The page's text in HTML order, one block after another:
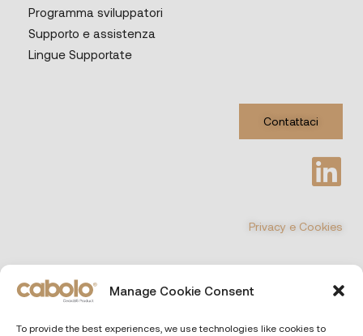
Manage Cookie Consent
To provide the best experiences, we use technologies like cookies to
Programma sviluppatori
Supporto e assistenza
Lingue Supportate
Contattaci
Privacy e Cookies
©COPYRIGHT 2026 All Rights Reserved
Capitale sociale € 10.000 i.v. – P.IVA e CF. 13690551000 – REA RM